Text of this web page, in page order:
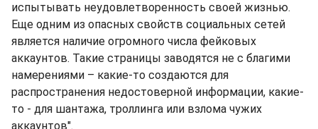
испытывать неудовлетворенность своей жизнью.
Еще одним из опасных свойств социальных сетей
является наличие огромного числа фейковых
аккаунтов. Такие страницы заводятся не с благими
намерениями – какие-то создаются для
распространения недостоверной информации, какие-
то - для шантажа, троллинга или взлома чужих
аккаунтов".